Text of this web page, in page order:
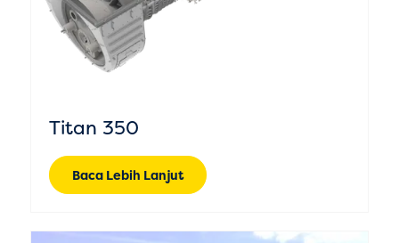
Titan 350
Baca Lebih Lanjut